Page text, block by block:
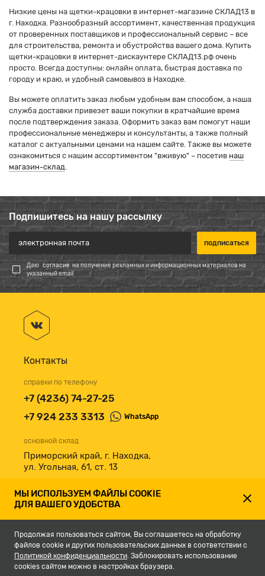
Низкие цены на щетки-крацовки в интернет-магазине СКЛАД13 в
г. Находка. Разнообразный ассортимент, качественная продукция
от проверенных поставщиков и профессиональный сервис – все
для строительства, ремонта и обустройства вашего дома. Купить
щетки-крацовки в интернет-дискаунтере СКЛАД13.рф очень
просто. Всегда доступны: онлайн оплата, быстрая доставка по
городу и краю, и удобный самовывоз в Находке.
Вы можете оплатить заказ любым удобным вам способом, а наша
служба доставки привезет ваши покупки в кратчайшие время
после подтверждения заказа. Оформить заказ вам помогут наши
профессиональные менеджеры и консультанты, а также полный
каталог с актуальными ценами на нашем сайте. Также вы можете
ознакомиться с нашим ассортиментом "вживую" – посетив наш
магазин-склад
Подпишитесь на нашу рассылку
Даю согласие на получение рекламных и информационных материалов на
указанный email
Контакты
справки по телефону
+7 (4236) 74-27-25
+7 924 233 3313
WhatsApp
основной склад
Приморский край, г. Находка,
ул. Угольная, 61, ст. 13
принимаем к оплате
МЫ ИСПОЛЬЗУЕМ ФАЙЛЫ COOKIE
ДЛЯ ВАШЕГО УДОБСТВА
Продолжая пользоваться сайтом, Вы соглашаетесь на обработку
файлов cookie и других пользовательских данных в соответствии с
Политикой конфиденциальности. Заблокировать использование
cookies сайтом можно в настройках браузера.